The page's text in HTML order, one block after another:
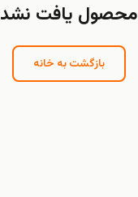
محصول یافت نشد
بازگشت به خانه